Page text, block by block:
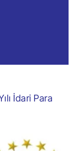
İdari Para